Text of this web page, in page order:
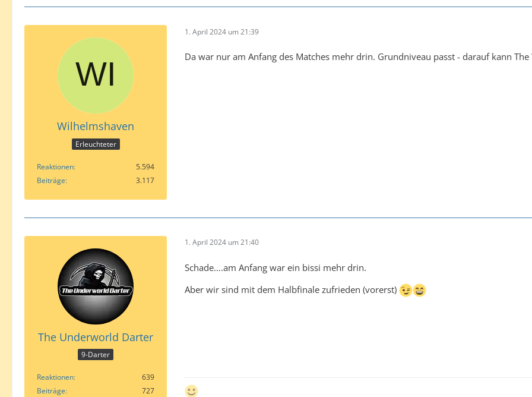
Wilhelmshaven
Erleuchteter
Reaktionen
5.594
Beiträge
3.117
1. April 2024 um 21:39
Da war nur am Anfang des Matches mehr drin. Grundniveau passt - darauf kann
The Underworld Darter
9-Darter
Reaktionen
639
Beiträge
727
1. April 2024 um 21:40
Schade….am Anfang war ein bissi mehr drin.
Aber wir sind mit dem Halbfinale zufrieden (vorerst)